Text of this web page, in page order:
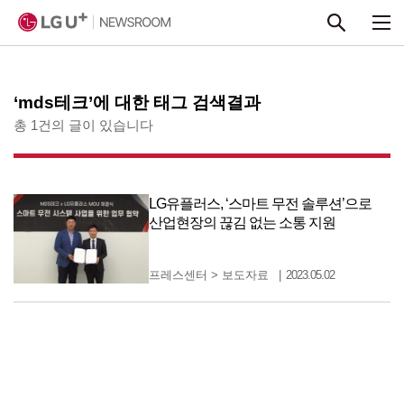
‘mds테크’에 대한 태그 검색결과
총 1건의 글이 있습니다
LG유플러스, ‘스마트 무전 솔루션’으로
산업현장의 끊김 없는 소통 지원
프레스센터 > 보도자료 2023.05.02